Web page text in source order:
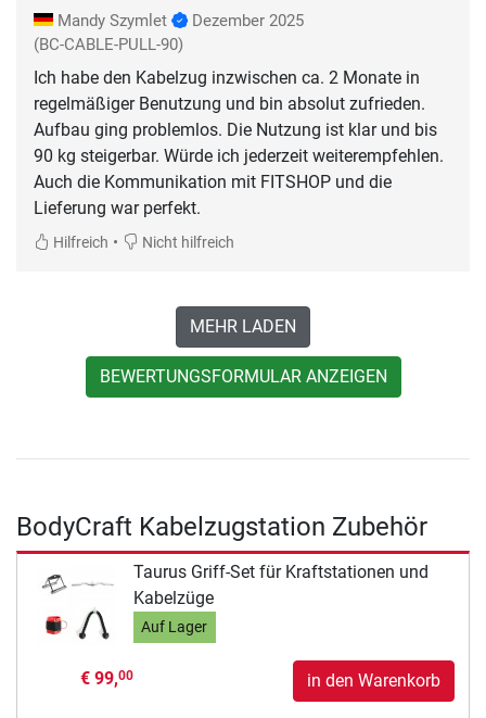
Mandy Szymlet
Dezember 2025
(BC-CABLE-PULL-90)
Ich habe den Kabelzug inzwischen ca. 2 Monate in
regelmäßiger Benutzung und bin absolut zufrieden.
Aufbau ging problemlos. Die Nutzung ist klar und bis
90 kg steigerbar. Würde ich jederzeit weiterempfehlen.
Auch die Kommunikation mit FITSHOP und die
Lieferung war perfekt.
Hilfreich • Nicht hilfreich
MEHR LADEN
BEWERTUNGSFORMULAR ANZEIGEN
BodyCraft Kabelzugstation Zubehör
Taurus Griff-Set für Kraftstationen und
Kabelzüge
Auf Lager
€ 99,00 in den Warenkorb